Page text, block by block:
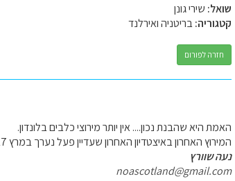
שואל: שירי גונן
קטגוריה:בריטניה ואירלנד
חזרה לפורום
האמת היא שהבנת נכון.... אין יותר מירוצי כלבים בלונדון.
המירוץ האחרון באיצטדיון האחרון שעדיין פעל נערך במרץ 2017.
נעה שוורץ
noascotland@gmail.com